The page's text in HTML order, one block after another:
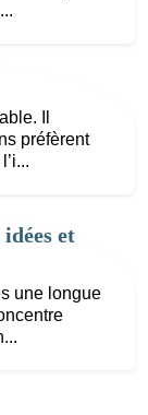
Il
préfèrent
et
une longue